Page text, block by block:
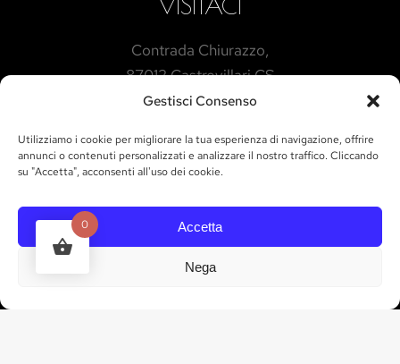
Gestisci Consenso
Utilizziamo i cookie per migliorare la tua esperienza di navigazione, offrire
annunci o contenuti personalizzati e analizzare il nostro traffico. Cliccando
su "Accetta", acconsenti all'uso dei cookie.
Accetta
Nega
Contrada Chiurazzo,
87012 Castrovillari CS
INDICAZIONI
ORARI
CONTATTI
tel. 328 835 3035
info@marchesigallo.it
0